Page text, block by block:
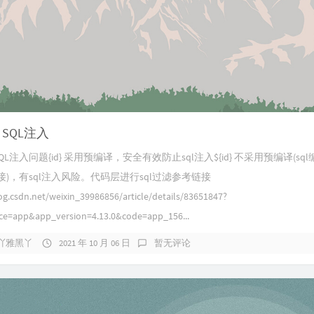
注入
注入问题{id} 采用预编译，安全有效防止sql注入${id} 不采用预编译(sql
)，有sql注入风险。代码层进行sql过滤参考链接
weixin_39986856/article/details/83651847?
雅黑丫 2021 年 10 月 06 日 暂无评论